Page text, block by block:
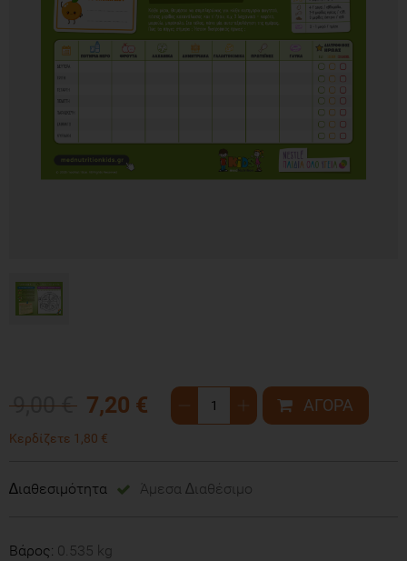
9,00 € 7,20 €
Κερδίζετε 1,80 €
∆ιαθεσιμότητα Άμεσα ∆ιαθέσιμο
Βάρος: 0.535 kg